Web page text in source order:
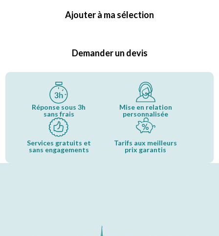
Ajouter à ma sélection
Demander un devis
Réponse sous 3h
sans frais
Mise en relation
personnalisée
Services gratuits et
sans engagements
Tarifs aux meilleurs
prix garantis